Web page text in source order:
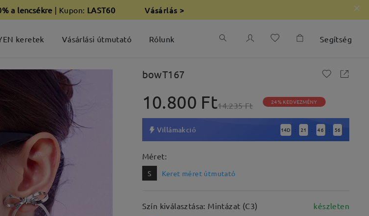
a lencsékre | Kupon: LAST60 Vásárlás >
keretek Vásárlási útmutató Rólunk Segítség
bowT167
10.800 Ft14.235 Ft 24% KEDVEZMÉNY
Villámakció 14D : 21 : 46 : 55
Méret:
S Keret méret útmutató
Szín kiválasztása: Mintázat (C3) készleten